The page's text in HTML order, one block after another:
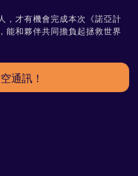
，才有機會完成本次《諾亞計
能和夥伴共同擔負起拯救世界